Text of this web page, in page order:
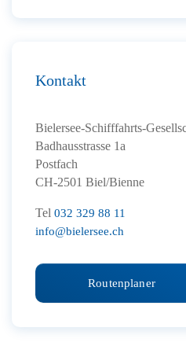
Kontakt
Bielersee-Schifffahrts-
Badhausstrasse 1a
Postfach
CH-2501 Biel/Bienne
Tel 032 329 88 11
info@bielersee.ch
Routenplaner